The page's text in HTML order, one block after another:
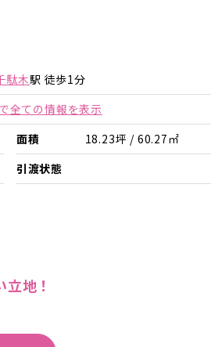
る
駄木駅 徒歩1分
全ての情報を表示
面積
18.23坪 / 60.27㎡
引渡状態
地！